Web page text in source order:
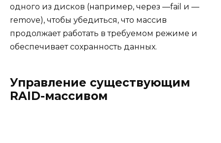
одного из дисков (например, через —fail и —
remove), чтобы убедиться, что массив
продолжает работать в требуемом режиме и
обеспечивает сохранность данных.
Управление существующим
RAID-массивом